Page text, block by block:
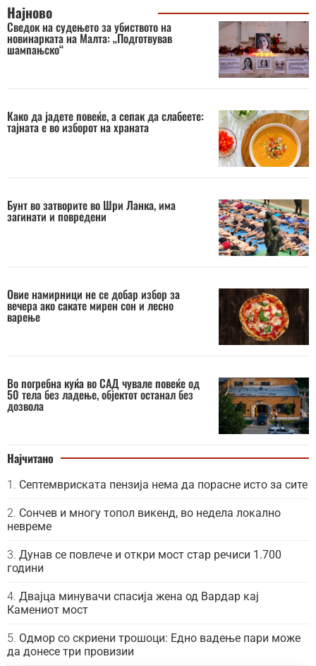
Најново
Сведок на судењето за убиството на
новинарката на Малта: „Подготвував
шампањско“
Како да јадете повеќе, а сепак да слабеете:
тајната е во изборот на храната
Бунт во затворите во Шри Ланка, има
загинати и повредени
Овие намирници не се добар избор за
вечера ако сакате мирен сон и лесно
варење
Во погребна куќа во САД чувале повеќе од
50 тела без ладење, објектот останал без
дозвола
Најчитано
Септемвриската пензија нема да порасне исто за сите
Сончев и многу топол викенд, во недела локално
невреме
Дунав се повлече и откри мост стар речиси 1.700
години
Двајца минувачи спасија жена од Вардар кај
Камениот мост
Одмор со скриени трошоци: Едно вадење пари може
да донесе три провизии